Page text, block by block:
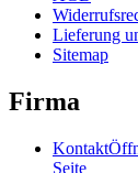
Lieferung
Sitemap
Firma
Kontakt
Seite